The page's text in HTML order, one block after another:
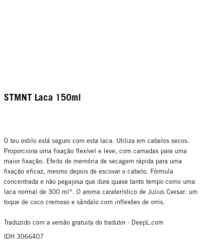
STMNT Laca 150ml
O teu estilo está seguro com esta laca. Utiliza em cabelos secos.
Proporciona uma fixação flexível e leve, com camadas para uma
maior fixação. Efeito de memória de secagem rápida para uma
fixação eficaz, mesmo depois de escovar o cabelo. Fórmula
concentrada e não pegajosa que dura quase tanto tempo como uma
laca normal de 300 ml*. O aroma caraterístico de Julius Cvesar: um
toque de coco cremoso e sândalo com inflexões de orris.
Traduzido com a versão gratuita do tradutor - DeepL.com
IDH 3066407